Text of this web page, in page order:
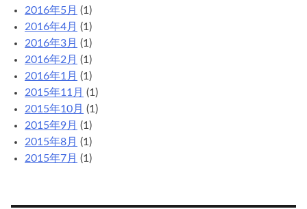
2016年5月 (1)
2016年4月 (1)
2016年3月 (1)
2016年2月 (1)
2016年1月 (1)
2015年11月 (1)
2015年10月 (1)
2015年9月 (1)
2015年8月 (1)
2015年7月 (1)